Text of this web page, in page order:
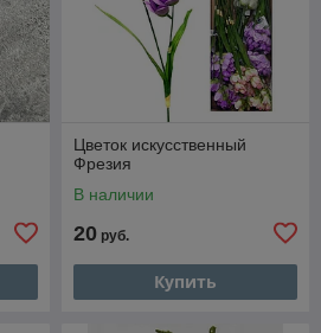
Цветок искусственный
Фрезия
В наличии
20 руб.
Купить